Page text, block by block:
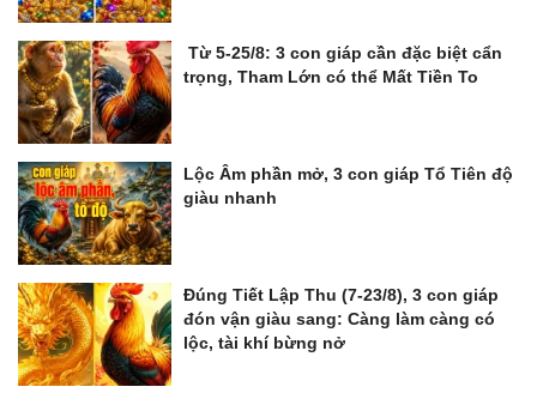
Từ 5-25/8: 3 con giáp cần đặc biệt cẩn
trọng, Tham Lớn có thể Mất Tiền To
Lộc Âm phần mở, 3 con giáp Tổ Tiên độ
giàu nhanh
Đúng Tiết Lập Thu (7-23/8), 3 con giáp
đón vận giàu sang: Càng làm càng có
lộc, tài khí bừng nở